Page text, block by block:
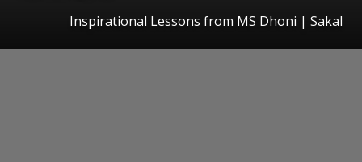
Inspirational Lessons from MS Dhoni | Sakal